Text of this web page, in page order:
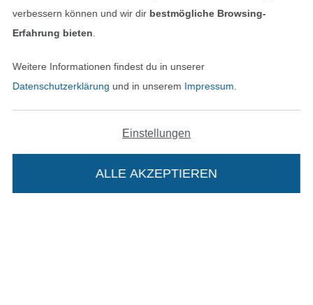
AGB
Widerrufsrecht
verbessern können und wir dir bestmögliche Browsing-
Erfahrung bieten
Weitere Informationen findest du in unserer
Datenschutzerklärung und in unserem Impressum
Einstellungen
ALLE AKZEPTIEREN